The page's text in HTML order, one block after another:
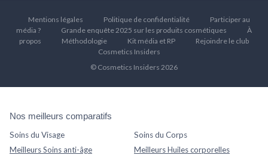
Mentions légales Politique de confidentialité
Participer au
média ?
Grande enquête 2025 sur les produits cosmétiques
À
propos
Méthodologie Kit média et RP
Rejoindre le club
Cosmetics Insiders
© Cosmetics Insiders 2026
Nos meilleurs comparatifs
Soins du Visage
Meilleurs Soins anti-âge
Soins du Corps
Meilleurs Huiles corporelles